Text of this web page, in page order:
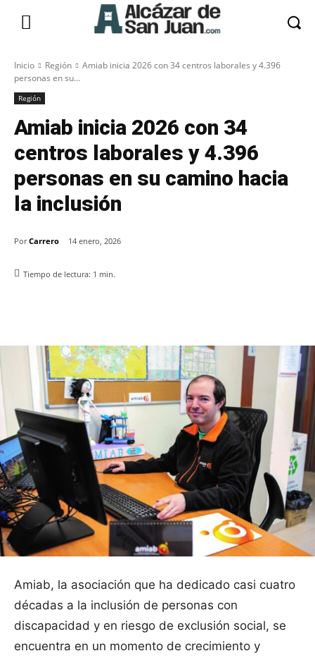
Inicio Región
Amiab inicia 2026 con 34 centros laborales y 4.396
personas en su...
Región
Amiab inicia 2026 con 34
centros laborales y 4.396
personas en su camino hacia
la inclusión
Por Carrero 14 enero, 2026
Tiempo de lectura: 1 min.
Amiab, la asociación que ha dedicado casi cuatro
décadas a la inclusión de personas con
discapacidad y en riesgo de exclusión social, se
encuentra en un momento de crecimiento y